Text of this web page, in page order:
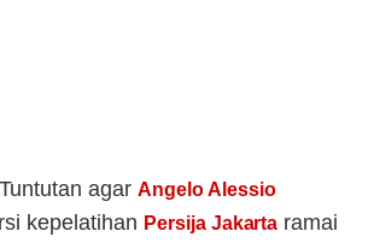
Tuntutan agarAngelo Alessio
kepelatihan Persija Jakarta ramai